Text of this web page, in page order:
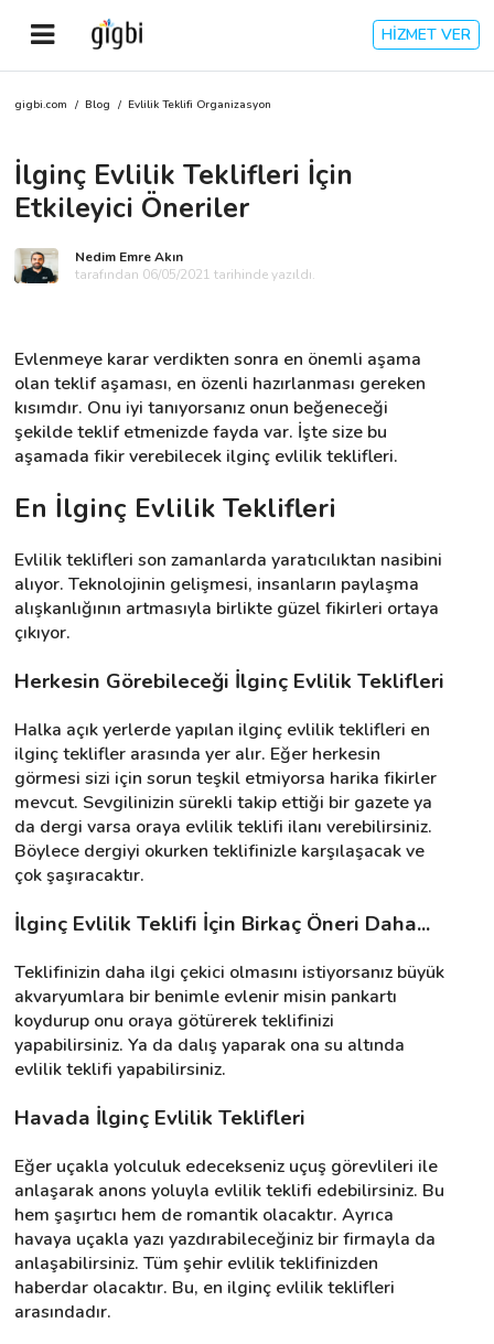
HİZMET VER
Anasayfa
Giriş Yap
Kategoriler
🎈 Biz Kimiz?
🧐 Nasıl Çalışır?
Destek
İletişim
gigbi.com / Blog / Evlilik Teklifi Organizasyon
İlginç Evlilik Teklifleri İçin
Etkileyici Öneriler
Nedim Emre Akın
tarafından 06/05/2021 tarihinde yazıldı.
Evlenmeye karar verdikten sonra en önemli aşama
olan teklif aşaması, en özenli hazırlanması gereken
kısımdır. Onu iyi tanıyorsanız onun beğeneceği
şekilde teklif etmenizde fayda var. İşte size bu
aşamada fikir verebilecek ilginç evlilik teklifleri.
En İlginç Evlilik Teklifleri
Evlilik teklifleri son zamanlarda yaratıcılıktan nasibini
alıyor. Teknolojinin gelişmesi, insanların paylaşma
alışkanlığının artmasıyla birlikte güzel fikirleri ortaya
çıkıyor.
Herkesin Görebileceği İlginç Evlilik Teklifleri
Halka açık yerlerde yapılan ilginç evlilik teklifleri en
ilginç teklifler arasında yer alır. Eğer herkesin
görmesi sizi için sorun teşkil etmiyorsa harika fikirler
mevcut. Sevgilinizin sürekli takip ettiği bir gazete ya
da dergi varsa oraya evlilik teklifi ilanı verebilirsiniz.
Böylece dergiyi okurken teklifinizle karşılaşacak ve
çok şaşıracaktır.
İlginç Evlilik Teklifi İçin Birkaç Öneri Daha...
Teklifinizin daha ilgi çekici olmasını istiyorsanız büyük
akvaryumlara bir benimle evlenir misin pankartı
koydurup onu oraya götürerek teklifinizi
yapabilirsiniz. Ya da dalış yaparak ona su altında
evlilik teklifi yapabilirsiniz.
Havada İlginç Evlilik Teklifleri
Eğer uçakla yolculuk edecekseniz uçuş görevlileri ile
anlaşarak anons yoluyla evlilik teklifi edebilirsiniz. Bu
hem şaşırtıcı hem de romantik olacaktır. Ayrıca
havaya uçakla yazı yazdırabileceğiniz bir firmayla da
anlaşabilirsiniz. Tüm şehir evlilik teklifinizden
haberdar olacaktır. Bu, en ilginç evlilik teklifleri
arasındadır.